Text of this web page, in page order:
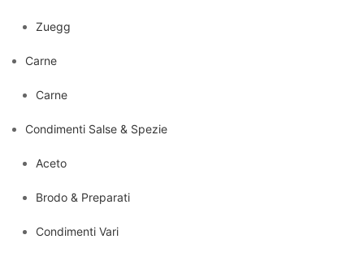
Zuegg
Carne
Carne
Condimenti Salse & Spezie
Aceto
Brodo & Preparati
Condimenti Vari